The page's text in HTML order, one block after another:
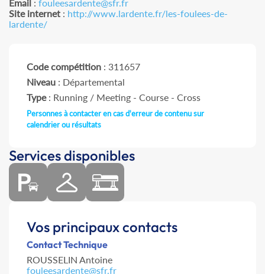
Email : fouleesardente@sfr.fr
Site internet : http://www.lardente.fr/les-foulees-de-
lardente/
Code compétition : 311657
Niveau : Départemental
Type: Running / Meeting - Course - Cross
Personnes à contacter en cas d'erreur de contenu sur
calendrier ou résultats
Services disponibles
Vos principaux contacts
Contact Technique
ROUSSELIN Antoine
fouleesardente@sfr.fr